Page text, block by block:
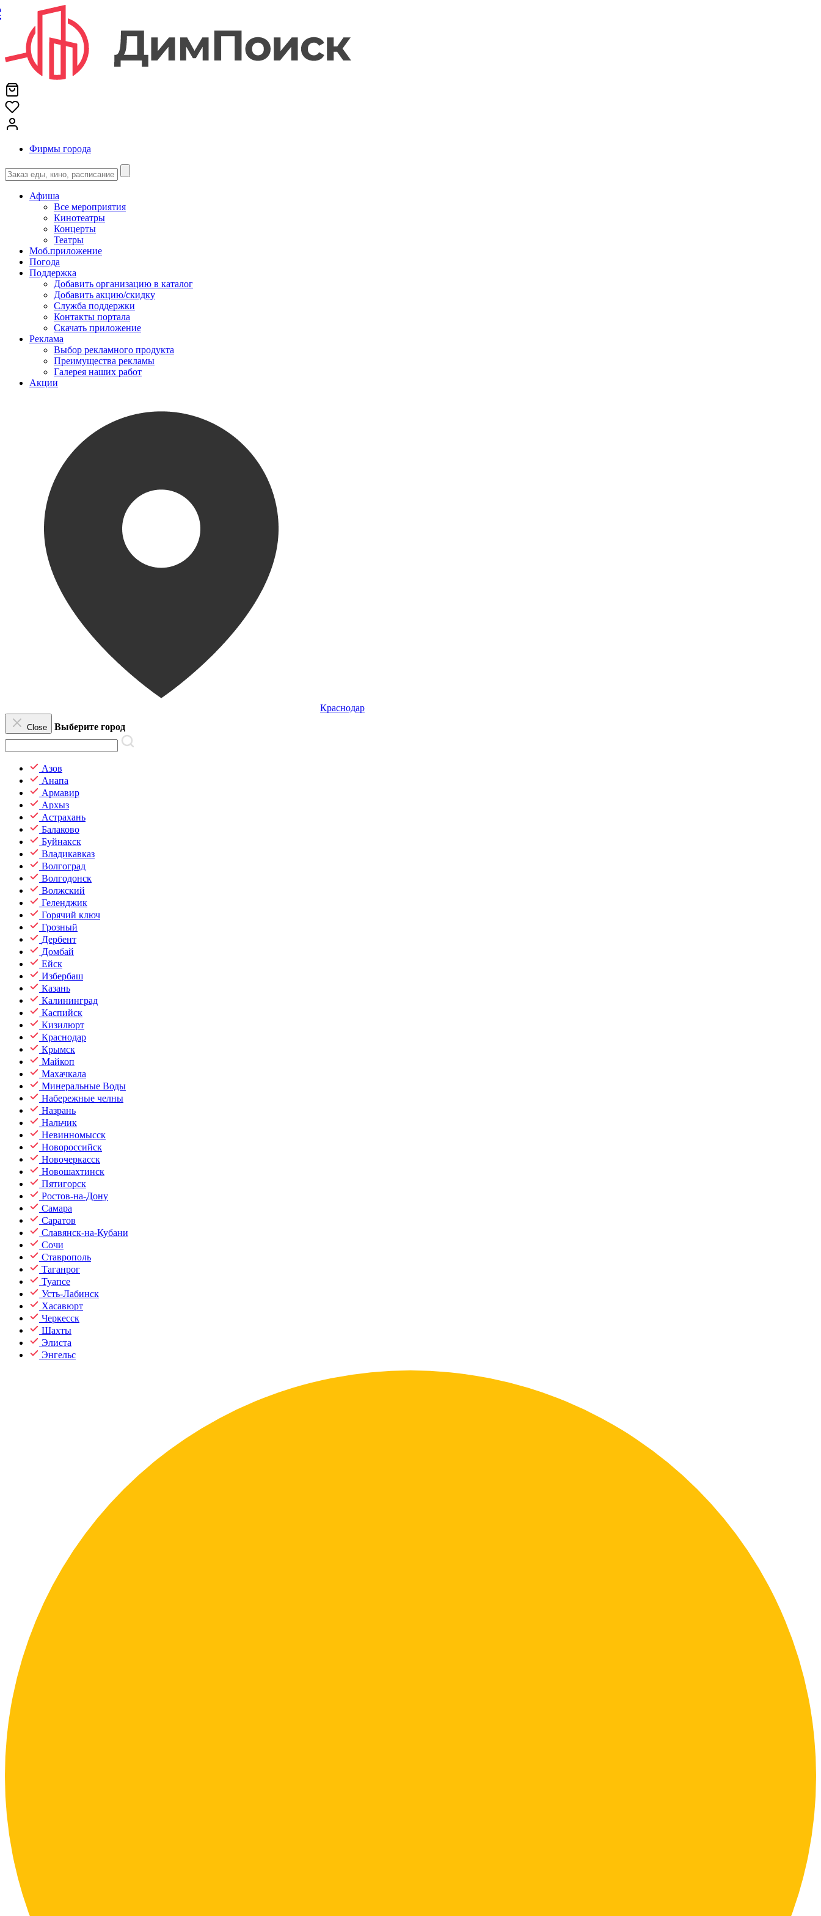
Фирмы города
Афиша
Все мероприятия
Кинотеатры
Концерты
Театры
Моб.приложение
Погода
Поддержка
Добавить организацию в каталог
Добавить акцию/скидку
Служба поддержки
Контакты портала
Скачать приложение
Реклама
Выбор рекламного продукта
Преимущества рекламы
Галерея наших работ
Акции
Краснодар
Close Выберите город
Азов
Анапа
Армавир
Архыз
Астрахань
Балаково
Буйнакск
Владикавказ
Волгоград
Волгодонск
Волжский
Геленджик
Горячий ключ
Грозный
Дербент
Домбай
Ейск
Избербаш
Казань
Калининград
Каспийск
Кизилюрт
Краснодар
Крымск
Майкоп
Махачкала
Минеральные Воды
Набережные челны
Назрань
Нальчик
Невинномысск
Новороссийск
Новочеркасск
Новошахтинск
Пятигорск
Ростов-на-Дону
Самара
Саратов
Славянск-на-Кубани
Сочи
Ставрополь
Таганрог
Туапсе
Усть-Лабинск
Хасавюрт
Черкесск
Шахты
Элиста
Энгельс